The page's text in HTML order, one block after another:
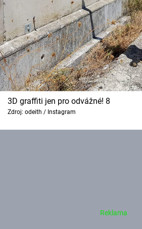
3D graffiti jen pro odvážné! 8
Zdroj: odeith / Instagram